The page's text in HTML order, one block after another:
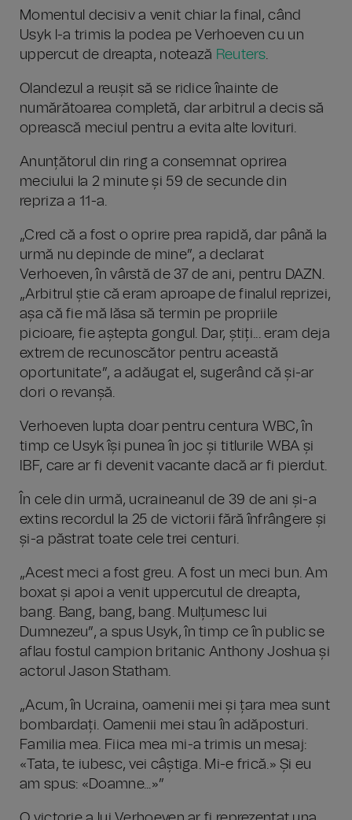
Momentul decisiv a venit chiar la final, când
Usyk l-a trimis la podea pe Verhoeven cu un
uppercut de dreapta, notează Reuters.
Olandezul a reușit să se ridice înainte de
numărătoarea completă, dar arbitrul a decis să
oprească meciul pentru a evita alte lovituri.
Anunțătorul din ring a consemnat oprirea
meciului la 2 minute și 59 de secunde din
repriza a 11-a.
„Cred că a fost o oprire prea rapidă, dar până la
urmă nu depinde de mine”, a declarat
Verhoeven, în vârstă de 37 de ani, pentru DAZN.
„Arbitrul știe că eram aproape de finalul reprizei,
așa că fie mă lăsa să termin pe propriile
picioare, fie aștepta gongul. Dar, știți... eram deja
extrem de recunoscător pentru această
oportunitate”, a adăugat el, sugerând că și-ar
dori o revanșă.
Verhoeven lupta doar pentru centura WBC, în
timp ce Usyk își punea în joc și titlurile WBA și
IBF, care ar fi devenit vacante dacă ar fi pierdut.
În cele din urmă, ucraineanul de 39 de ani și-a
extins recordul la 25 de victorii fără înfrângere și
și-a păstrat toate cele trei centuri.
„Acest meci a fost greu. A fost un meci bun. Am
boxat și apoi a venit uppercutul de dreapta,
bang. Bang, bang, bang. Mulțumesc lui
Dumnezeu”, a spus Usyk, în timp ce în public se
aflau fostul campion britanic Anthony Joshua și
actorul Jason Statham.
„Acum, în Ucraina, oamenii mei și țara mea sunt
bombardați. Oamenii mei stau în adăposturi.
Familia mea. Fiica mea mi-a trimis un mesaj:
«Tata, te iubesc, vei câștiga. Mi-e frică.» Și eu
am spus: «Doamne...»”